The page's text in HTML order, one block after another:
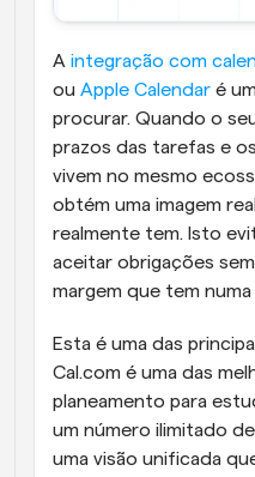
A integração com
ou Apple Calendar é
procurar. Quando o
prazos das tarefas e
vivem no mesmo
obtém uma imagem
realmente tem. Isto
aceitar obrigações
margem que tem
Esta é uma das
Cal.com é uma das
planeamento para
um número ilimitado
uma visão unificada